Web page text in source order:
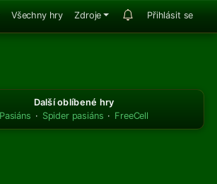
Všechny hry Zdroje Přihlásit se
Další oblíbené hry
Pasiáns · Spider pasiáns · FreeCell